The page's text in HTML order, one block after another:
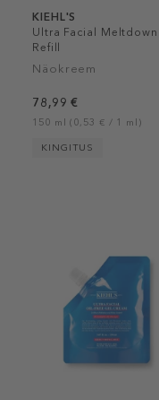
KIEHL'S
Ultra Facial Meltdown
Refill
Näokreem
78,99 €
150 ml (0,53 € / 1 ml)
KINGITUS